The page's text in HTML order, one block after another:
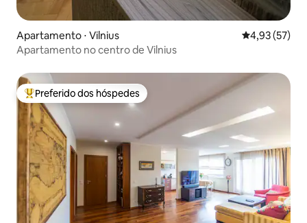
Apartamento ⋅ Vilnius 4,93 de uma
4,93 (57)
Apartamento no centro de Vilnius
Entre os melhores preferidos dos hóspedes
Preferido dos hóspedes